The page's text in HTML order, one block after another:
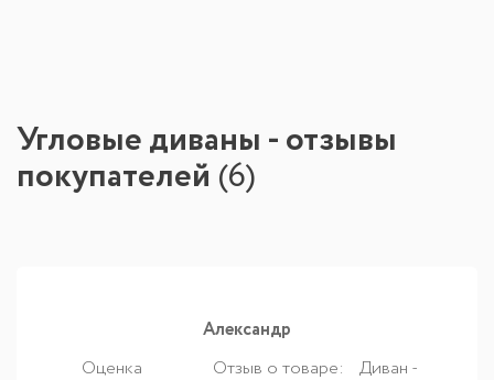
Угловые диваны - отзывы
покупателей (6)
Александр
Оценка
Отзыв о товаре: Диван -